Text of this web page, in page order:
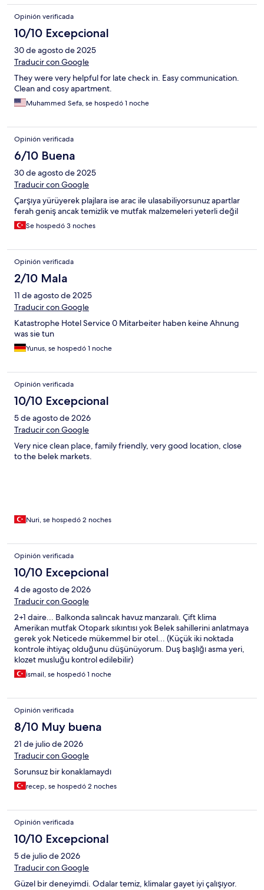
Opinión verificada
10/10 Excepcional
30 de agosto de 2025
Traducir con Google
They were very helpful for late check in. Easy communication.
Clean and cosy apartment.
Muhammed Sefa, se hospedó 1 noche
Opinión verificada
6/10 Buena
30 de agosto de 2025
Traducir con Google
Çarşıya yürüyerek plajlara ise arac ile ulasabiliyorsunuz apartlar
ferah geniş ancak temizlik ve mutfak malzemeleri yeterli değil
Se hospedó 3 noches
Opinión verificada
2/10 Mala
11 de agosto de 2025
Traducir con Google
Katastrophe Hotel Service 0 Mitarbeiter haben keine Ahnung
was sie tun
Yunus, se hospedó 1 noche
Opinión verificada
10/10 Excepcional
5 de agosto de 2026
Traducir con Google
Very nice clean place, family friendly, very good location, close
to the belek markets.
Nuri, se hospedó 2 noches
Opinión verificada
10/10 Excepcional
4 de agosto de 2026
Traducir con Google
2+1 daire... Balkonda salıncak havuz manzaralı. Çift klima
Amerikan mutfak Otopark sıkıntısı yok Belek sahillerini anlatmaya
gerek yok Neticede mükemmel bir otel... (Küçük iki noktada
kontrole ihtiyaç olduğunu düşünüyorum. Duş başlığı asma yeri,
klozet musluğu kontrol edilebilir)
ismail, se hospedó 1 noche
Opinión verificada
8/10 Muy buena
21 de julio de 2026
Traducir con Google
Sorunsuz bir konaklamaydı
recep, se hospedó 2 noches
Opinión verificada
10/10 Excepcional
5 de julio de 2026
Traducir con Google
Güzel bir deneyimdi. Odalar temiz, klimalar gayet iyi çalışıyor.